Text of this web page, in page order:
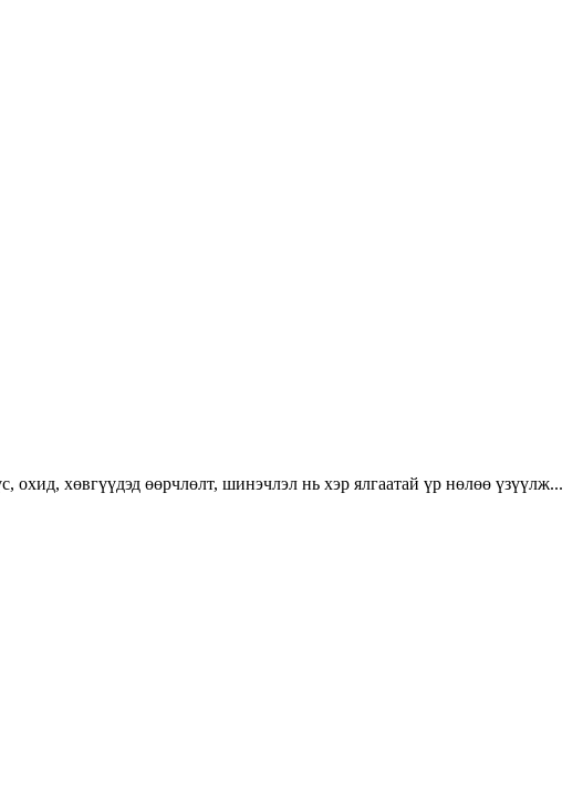
хөвгүүдэд өөрчлөлт, шинэчлэл нь хэр ялгаатай үр нөлөө үзүүлж...